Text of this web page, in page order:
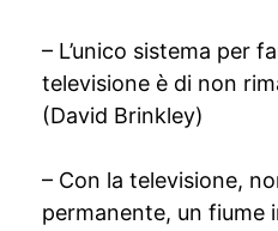
– L’unico sistema per
televisione è di non
(David Brinkley)
– Con la televisione,
permanente, un